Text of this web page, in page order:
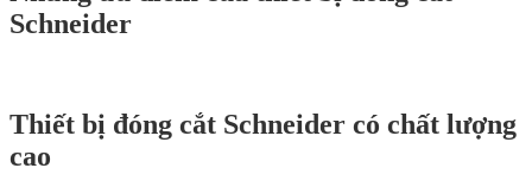
Schneider
Thiết bị đóng cắt Schneider có chất lượng
cao